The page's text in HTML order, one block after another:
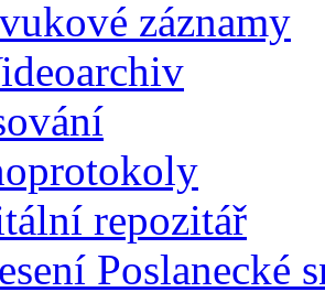
záznamy
repozitář
Poslanecké